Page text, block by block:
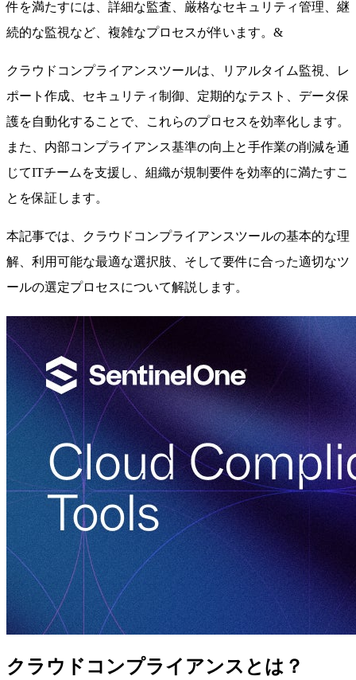
件を満たすには、詳細な監査、厳格なセキュリティ管理、継
続的な監視など、複雑なプロセスが伴います。&
クラウドコンプライアンスツールは、リアルタイム監視、レ
ポート作成、セキュリティ制御、定期的なテスト、データ保
護を自動化することで、これらのプロセスを効率化します。
また、内部コンプライアンス基準の向上と手作業の削減を通
じてITチームを支援し、組織が規制要件を効率的に満たすこ
とを保証します。
本記事では、クラウドコンプライアンスツールの基本的な理
解、利用可能な最適な選択肢、そして要件に合った適切なツ
ールの選定プロセスについて解説します。
クラウドコンプライアンスとは？